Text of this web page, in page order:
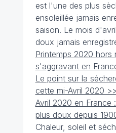
est l'une des plus
ensoleillée jamais
saison. Le mois
doux jamais
Printemps 2020 hors
s'aggravant en
Le point sur la
cette mi-Avril 2020 >>
Avril 2020 en France
plus doux depuis
Chaleur, soleil et